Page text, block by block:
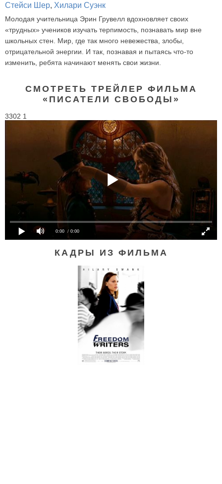
Стейси Шер, Хилари Суэнк
Молодая учительница Эрин Грувелл вдохновляет своих
«трудных» учеников изучать терпимость, познавать мир вне
школьных стен. Мир, где так много невежества, злобы,
отрицательной энергии. И так, познавая и пытаясь что-то
изменить, ребята начинают менять свои жизни.
СМОТРЕТЬ ТРЕЙЛЕР ФИЛЬМА
«ПИСАТЕЛИ СВОБОДЫ»
3302 1
0:00 / 0:00
КАДРЫ ИЗ ФИЛЬМА